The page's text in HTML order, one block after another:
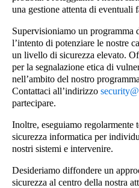
una gestione attenta di eventuali
Supervisioniamo un programma
l’intento di potenziare le nostre
un livello di sicurezza elevato.
per la segnalazione etica di
nell’ambito del nostro
Contattaci all’indirizzo
partecipare.
Inoltre, eseguiamo regolarmente
sicurezza informatica per
nostri sistemi e intervenire.
Desideriamo diffondere un
sicurezza al centro della nostra